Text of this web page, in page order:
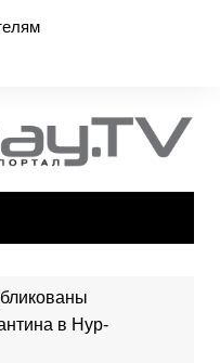
в Нур-